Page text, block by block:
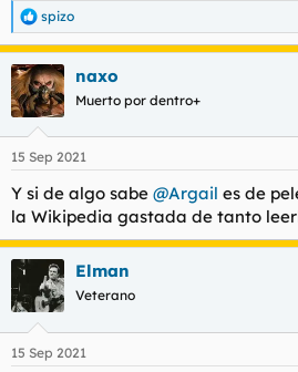
R
e
a
c
c
i
e
spizo
naxo
Muerto por dentro+
15 Sep 2021
Y si de algo sabe @Argail es de
la Wikipedia gastada de tanto
Elman
Veterano
15 Sep 2021